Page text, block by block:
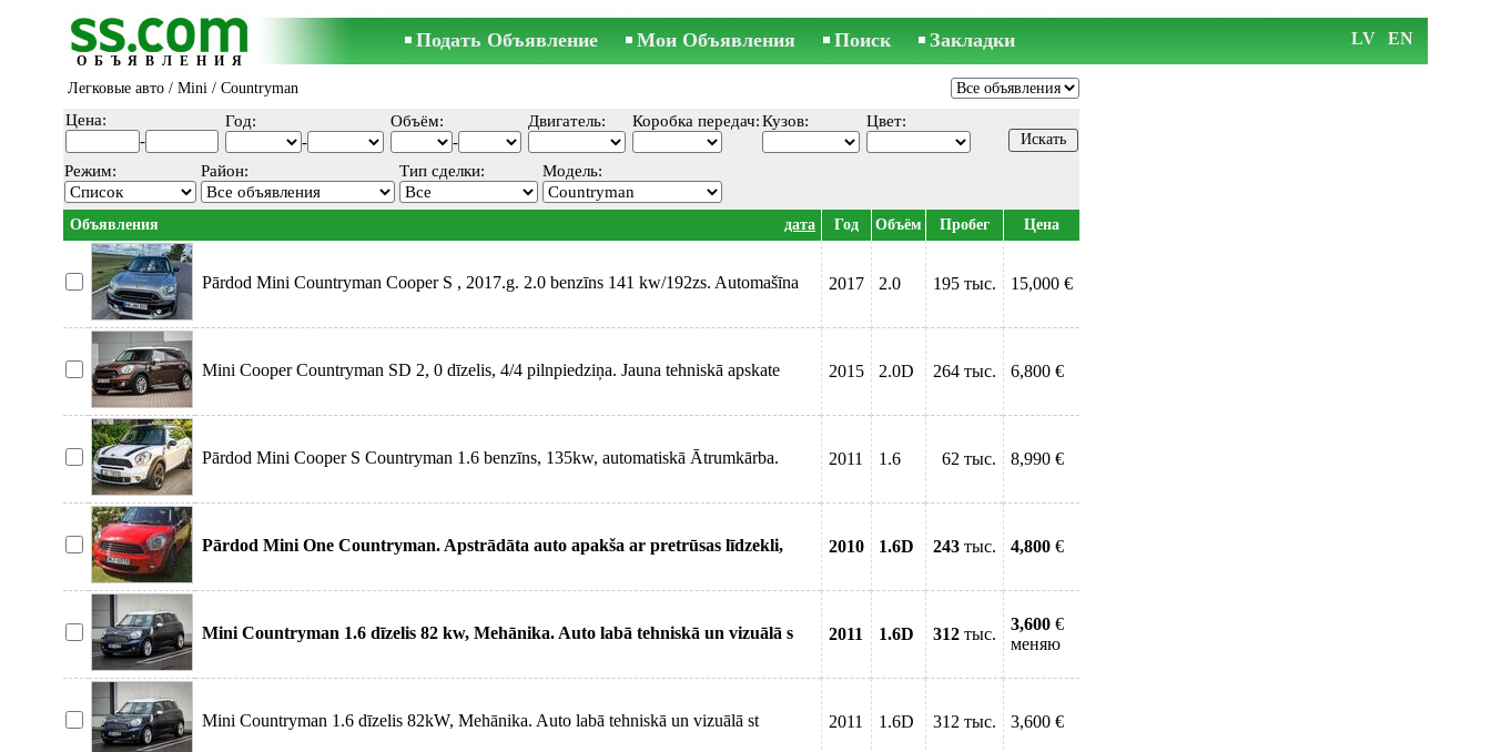
ОБЪЯВЛЕНИЯ
Подать Объявление Мои Объявления Поиск Закладки LV EN
Легковые авто / Mini / Countryman
Цена:
-
Год:
-
Объём:
-
Двигатель: Коробка передач:Кузов: Цвет:
Режим: Район: Тип сделки: Модель:
Объявления дата Год Объём Пробег Цена
Pārdod Mini Countryman Cooper S , 2017.g. 2.0 benzīns 141 kw/192zs. Automašīna 2017 2.0 195 тыс. 15,000 €
Mini Cooper Countryman SD 2, 0 dīzelis, 4/4 pilnpiedziņa. Jauna tehniskā apskate 2015 2.0D 264 тыс. 6,800 €
Pārdod Mini Cooper S Countryman 1.6 benzīns, 135kw, automatiskā Ātrumkārba. 2011 1.6 62 тыс. 8,990 €
Pārdod Mini One Countryman. Apstrādāta auto apakša ar pretrūsas līdzekli,
2010 1.6D 243 тыс. 4,800 €
Mini Countryman 1.6 dīzelis 82 kw, Mehānika. Auto labā tehniskā un vizuālā s 2011 1.6D 312 тыс.
3,600 €
меняю
Mini Countryman 1.6 dīzelis 82kW, Mehānika. Auto labā tehniskā un vizuālā st 2011 1.6D 312 тыс. 3,600 €